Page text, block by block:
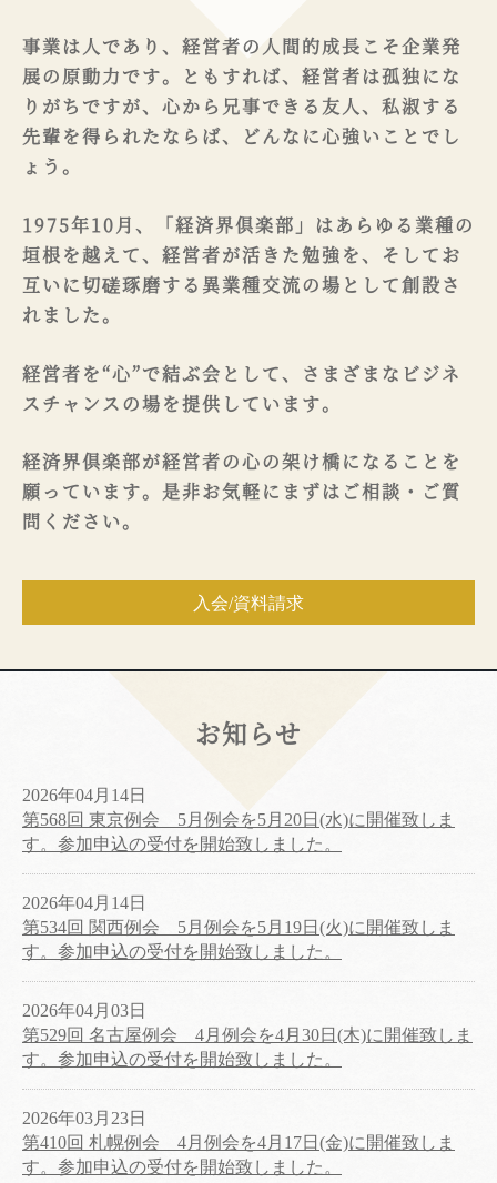
事業は人であり、経営者の人間的成長こそ企業発
展の原動力です。ともすれば、経営者は孤独にな
りがちですが、心から兄事できる友人、私淑する
先輩を得られたならば、どんなに心強いことでし
ょう。
1975年10月、「経済界倶楽部」はあらゆる業種の
垣根を越えて、経営者が活きた勉強を、そしてお
互いに切磋琢磨する異業種交流の場として創設さ
れました。
経営者を“心”で結ぶ会として、さまざまなビジネ
スチャンスの場を提供しています。
経済界倶楽部が経営者の心の架け橋になることを
願っています。是非お気軽にまずはご相談・ご質
問ください。
入会/資料請求
お知らせ
2026年04月14日
第568回 東京例会 5月例会を5月20日(水)に開催致しま
す。参加申込の受付を開始致しました。
2026年04月14日
第534回 関西例会 5月例会を5月19日(火)に開催致しま
す。参加申込の受付を開始致しました。
2026年04月03日
第529回 名古屋例会 4月例会を4月30日(木)に開催致しま
す。参加申込の受付を開始致しました。
2026年03月23日
第410回 札幌例会 4月例会を4月17日(金)に開催致しま
す。参加申込の受付を開始致しました。